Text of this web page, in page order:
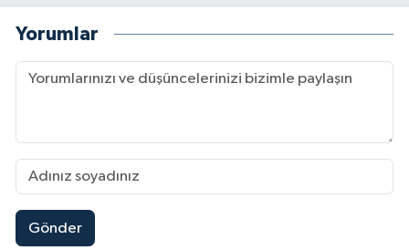
Yorumlar
Gönder